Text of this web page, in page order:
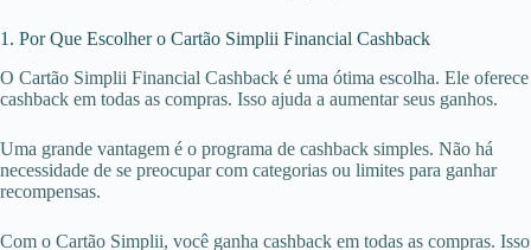
1. Por Que Escolher o Cartão Simplii Financial Cashback
O Cartão Simplii Financial Cashback é uma ótima escolha. Ele oferece
cashback em todas as compras. Isso ajuda a aumentar seus ganhos.
Uma grande vantagem é o programa de cashback simples. Não há
necessidade de se preocupar com categorias ou limites para ganhar
recompensas.
Com o Cartão Simplii, você ganha cashback em todas as compras. Isso